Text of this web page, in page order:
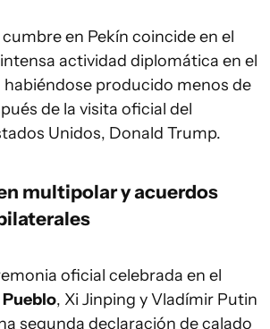
en Pekín coincide en el
actividad diplomática en el
producido menos de
de la visita oficial del
Unidos, Donald Trump.
multipolar y acuerdos
oficial celebrada en el
Pueblo, Xi Jinping y Vladímir Putin
segunda declaración de calado